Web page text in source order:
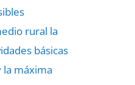
rural la
básicas
la máxima